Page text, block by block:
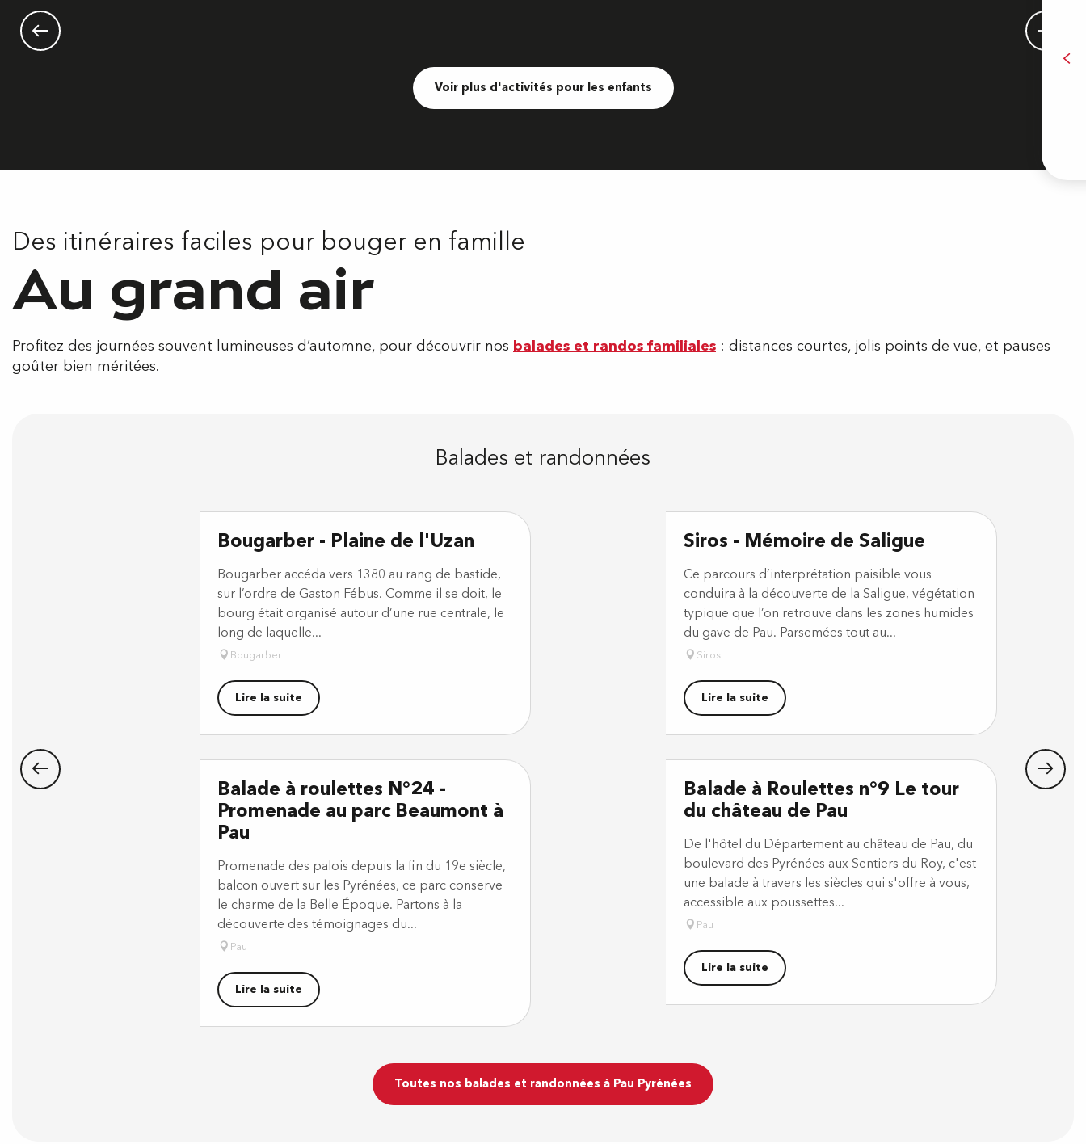
Voir plus d'activités pour les enfants
Des itinéraires faciles pour bouger en famille
Au grand air
Profitez des journées souvent lumineuses d’automne, pour découvrir nos balades et randos familiales : distances courtes, jolis points de vue, et pauses
goûter bien méritées.
Balades et randonnées
Bougarber - Plaine de l'Uzan
Bougarber accéda vers 1380 au rang de bastide,
sur l’ordre de Gaston Fébus. Comme il se doit, le
bourg était organisé autour d’une rue centrale, le
long de laquelle...
Bougarber
Lire la suite
Siros - Mémoire de Saligue
Ce parcours d’interprétation paisible vous
conduira à la découverte de la Saligue, végétation
typique que l’on retrouve dans les zones humides
du gave de Pau. Parsemées tout au...
Siros
Lire la suite
Balade à roulettes N°24 -
Promenade au parc Beaumont à
Pau
Promenade des palois depuis la fin du 19e siècle,
balcon ouvert sur les Pyrénées, ce parc conserve
le charme de la Belle Époque. Partons à la
découverte des témoignages du...
Pau
Lire la suite
Balade à Roulettes n°9 Le tour
du château de Pau
De l'hôtel du Département au château de Pau, du
boulevard des Pyrénées aux Sentiers du Roy, c'est
une balade à travers les siècles qui s'offre à vous,
accessible aux poussettes...
Pau
Lire la suite
Toutes nos balades et randonnées à Pau Pyrénées